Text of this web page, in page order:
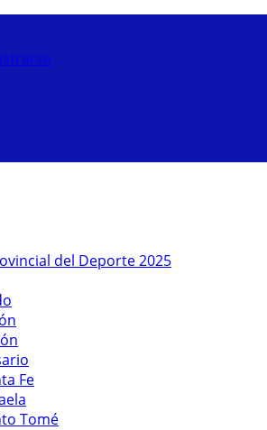
del Deporte 2025
Fe
Tomé